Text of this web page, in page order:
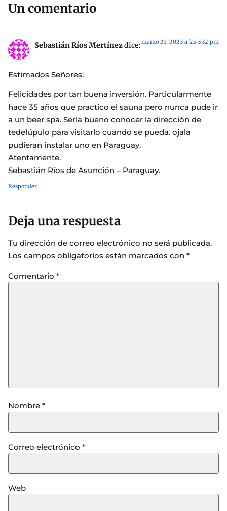
Un comentario
Sebastián Ríos Mertínezdice:marzo 21, 2023 a las 3:32 pm
Estimados Señores:
Felicidades por tan buena inversión. Particularmente
hace 35 años que practico el sauna pero nunca pude ir
a un beer spa. Sería bueno conocer la dirección de
tedelúpulo para visitarlo cuando se pueda. ojala
pudieran instalar uno en Paraguay.
Atentamente.
Sebastián Ríos de Asunción – Paraguay.
Responder
Deja una respuesta
Tu dirección de correo electrónico no será publicada.
Los campos obligatorios están marcados con *
Comentario *
Nombre *
Correo electrónico *
Web